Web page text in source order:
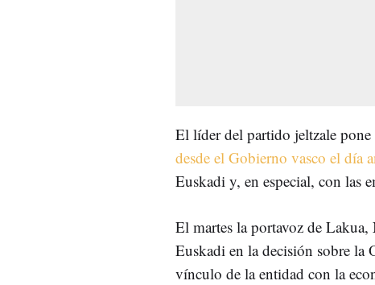
El líder del partido jeltzale pone
desde el Gobierno vasco el día
Euskadi y, en especial, con las
El martes la portavoz de Lakua,
Euskadi en la decisión sobre la
vínculo de la entidad con la